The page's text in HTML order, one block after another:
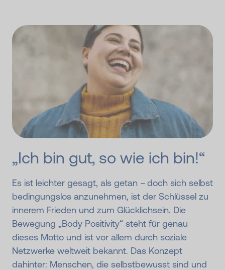
„Ich bin gut, so wie ich bin!“
Es ist leichter gesagt, als getan – doch sich selbst
bedingungslos anzunehmen, ist der Schlüssel zu
innerem Frieden und zum Glücklichsein. Die
Bewegung „Body Positivity“ steht für genau
dieses Motto und ist vor allem durch soziale
Netzwerke weltweit bekannt. Das Konzept
dahinter: Menschen, die selbstbewusst sind und